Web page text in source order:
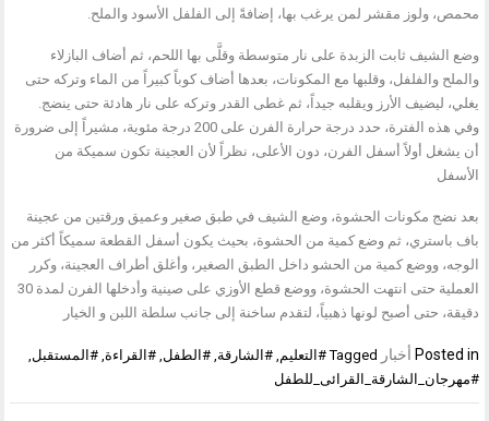
محمص، ولوز مقشر لمن يرغب بها، إضافةً إلى الفلفل الأسود والملح.
وضع الشيف ثابت الزبدة على نار متوسطة وقلَّى بها اللحم، ثم أضاف البازلاء
والملح والفلفل، وقلبها مع المكونات، بعدها أضاف كوباً كبيراً من الماء وتركه حتى
يغلي، ليضيف الأرز ويقلبه جيداً، ثم غطى القدر وتركه على نار هادئة حتى ينضج.
وفي هذه الفترة، حدد درجة حرارة الفرن على 200 درجة مئوية، مشيراً إلى ضرورة
أن يشغل أولاً أسفل الفرن، دون الأعلى، نظراً لأن العجينة تكون سميكة من
الأسفل
بعد نضج مكونات الحشوة، وضع الشيف في طبق صغير وعميق ورقتين من عجينة
باف باستري، ثم وضع كمية من الحشوة، بحيث يكون أسفل القطعة سميكاً أكثر من
الوجه، ووضع كمية من الحشو داخل الطبق الصغير، وأغلق أطراف العجينة، وكرر
العملية حتى انتهت الحشوة، ووضع قطع الأوزي على صينية وأدخلها الفرن لمدة 30
دقيقة، حتى أصبح لونها ذهبياً، لتقدم ساخنة إلى جانب سلطة اللبن و الخيار
Posted in أخبار Tagged #التعليم ,#الشارقة ,#الطفل ,#القراءة ,#المستقبل
#مهرجان_الشارقة_القرائى_للطفل